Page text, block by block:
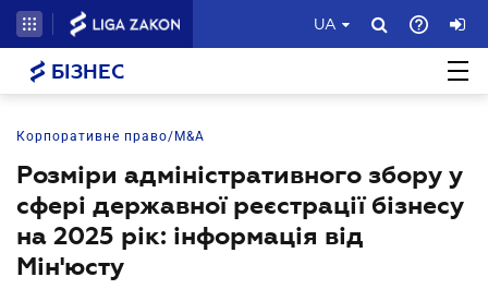
UA
БІЗНЕС
Корпоративне право/M&A
Розміри адміністративного збору у
сфері державної реєстрації бізнесу
на 2025 рік: інформація від
Мін'юсту